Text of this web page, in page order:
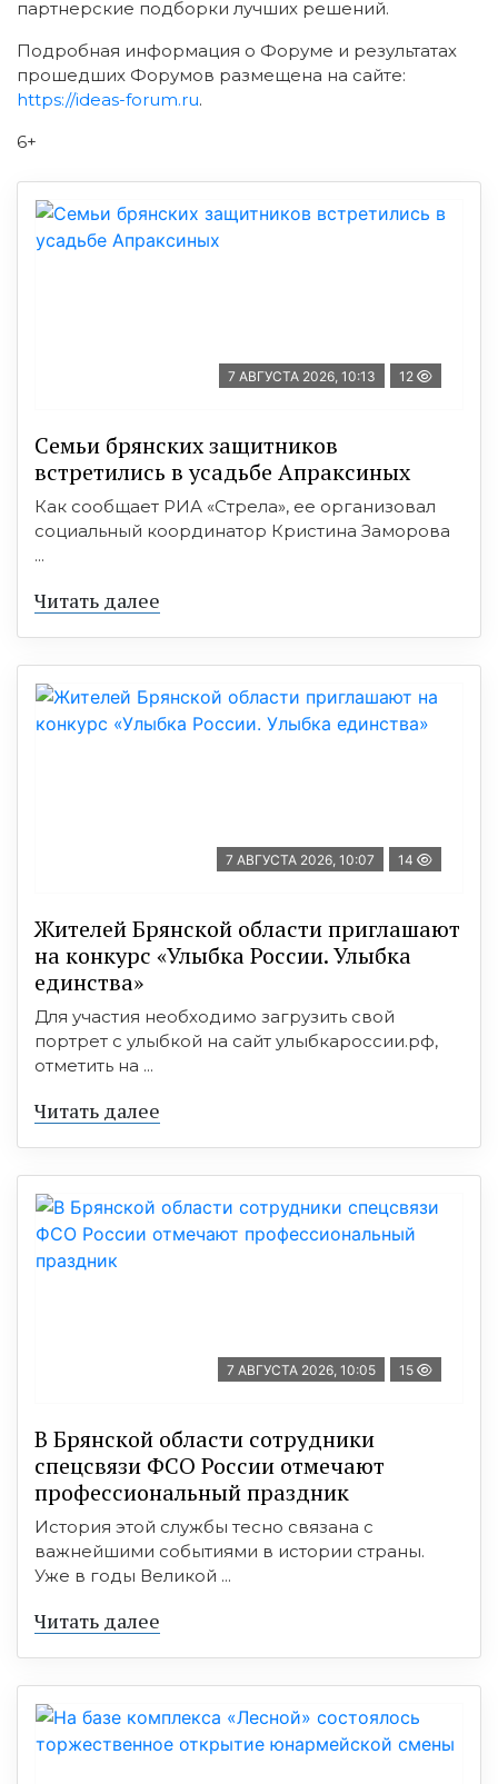
партнерские подборки лучших решений.
Подробная информация о Форуме и результатах
прошедших Форумов размещена на сайте:
https://ideas-forum.ru.
6+
7 АВГУСТА 2026, 10:13 12
Семьи брянских защитников
встретились в усадьбе Апраксиных
Как сообщает РИА «Стрела», ее организовал
социальный координатор Кристина Заморова
...
Читать далее
7 АВГУСТА 2026, 10:07 14
Жителей Брянской области приглашают
на конкурс «Улыбка России. Улыбка
единства»
Для участия необходимо загрузить свой
портрет с улыбкой на сайт улыбкароссии.рф,
отметить на ...
Читать далее
7 АВГУСТА 2026, 10:05 15
В Брянской области сотрудники
спецсвязи ФСО России отмечают
профессиональный праздник
История этой службы тесно связана с
важнейшими событиями в истории страны.
Уже в годы Великой ...
Читать далее